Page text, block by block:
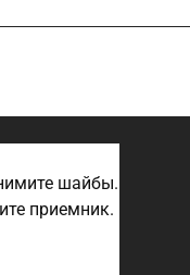
шайбы.
приемник.